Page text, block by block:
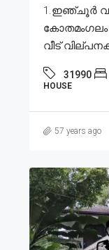
1.ഇഞ്ചൂർ
കോതമംഗലം
വീട്
31990
HOUSE
57 years ago